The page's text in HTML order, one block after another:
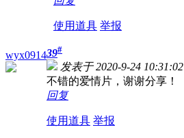
使用道具 举报
wyx091439#
发表于 2020-9-24 10:31:02
不错的爱情片，谢谢分享！
回复
使用道具 举报